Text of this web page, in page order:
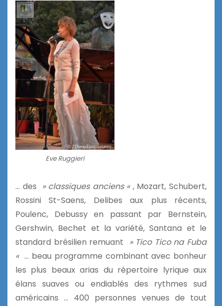
Eve Ruggieri
… des » classiques anciens « , Mozart, Schubert,
Rossini St-Saens, Delibes aux plus récents,
Poulenc, Debussy en passant par Bernstein,
Gershwin, Bechet et la variété, Santana et le
standard brésilien remuant
» Tico Tico na Fuba
« … beau programme combinant avec bonheur
les plus beaux arias du répertoire lyrique aux
élans suaves ou endiablés des rythmes sud
américains … 400 personnes venues de tout